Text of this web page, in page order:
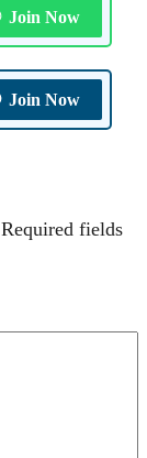
Join Now
Join Now
Required fields